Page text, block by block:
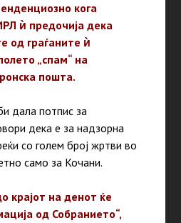
кога
ѝ предочија дека
од граѓаните ѝ
„спам“ на
пошта.
дала потпис за
дека е за надзорна
со голем број жртви во
само за Кочани.
крајот на денот ќе
од Собранието“,